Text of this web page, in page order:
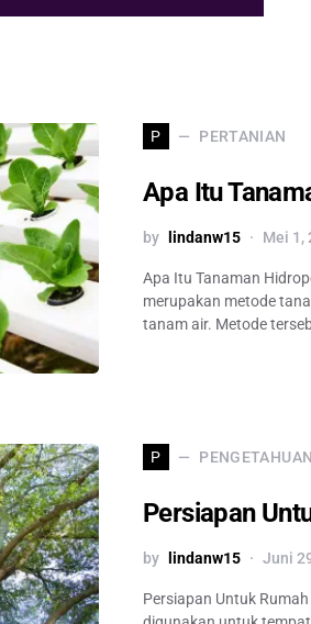
P PERTANIAN
Apa Itu
by lindanw15 Mei 1,
Apa Itu Tanaman
merupakan metode
tanam air. Metode
P PENGETAHUAN
Persiapan
by lindanw15 Juni
Persiapan Untuk